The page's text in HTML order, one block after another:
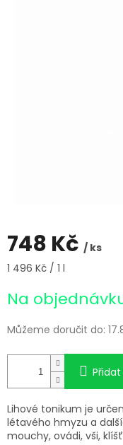
748 Kč / ks
Měrná
1 496 Kč / 1 l
Na
Můžeme doručit do:
Lihové tonikum je
létavého hmyzu a
mouchy, ovádi, vši,